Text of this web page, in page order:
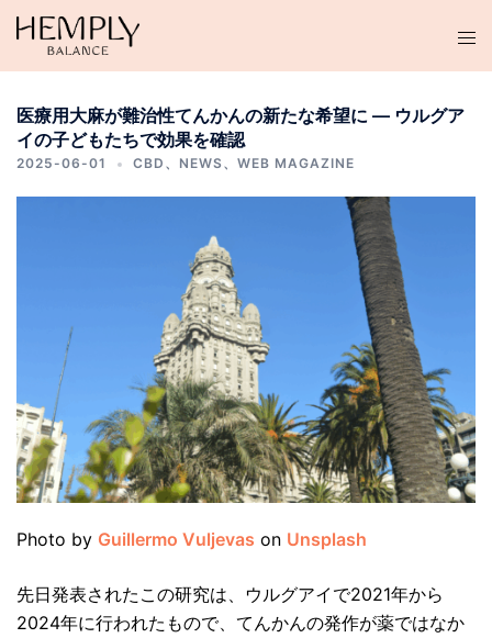
テ
医療用大麻が難治性てんかんの新たな希望に ― ウルグア
イの子どもたちで効果を確認
2025-06-01 CBD 、 NEWS、 WEB MAGAZINE
Photo by Guillermo Vuljevas on Unsplash
先日発表されたこの研究は、ウルグアイで2021年から
2024年に行われたもので、てんかんの発作が薬ではなか